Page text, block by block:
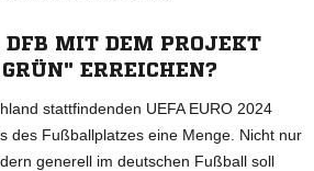
MIT DEM PROJEKT
ERREICHEN?
stattfindenden UEFA EURO 2024
des Fußballplatzes eine Menge. Nicht nur
generell im deutschen Fußball soll